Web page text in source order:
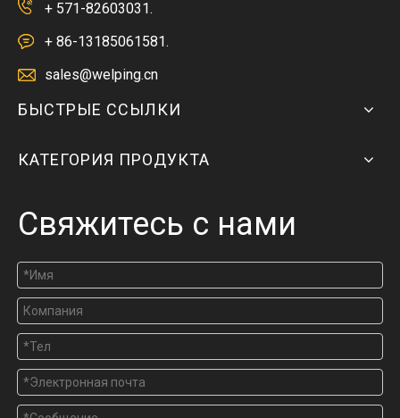
+ 571-82603031.
+ 86-13185061581.
sales@welping.cn
БЫСТРЫЕ ССЫЛКИ
КАТЕГОРИЯ ПРОДУКТА
Свяжитесь с нами